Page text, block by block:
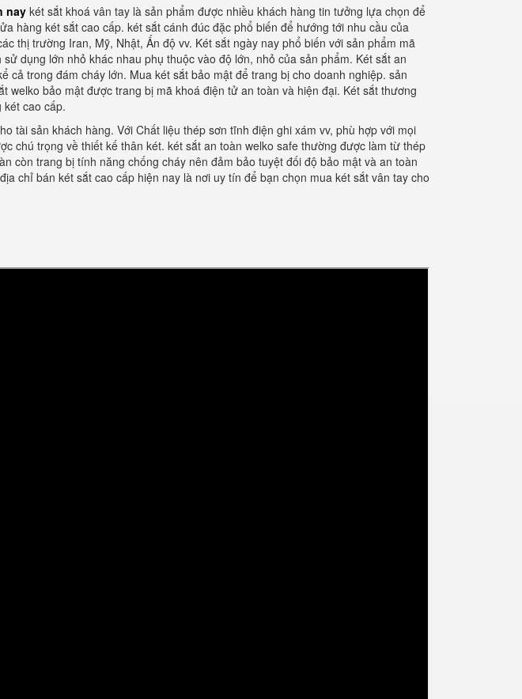
nay két sắt khoá vân tay là sản phẩm được nhiều khách hàng tin tưởng lựa chọn để
hàng két sắt cao cấp. két sắt cánh đúc đặc phổ biến để hướng tới nhu cầu của
thị trường Iran, Mỹ, Nhật, Ấn độ vv. Két sắt ngày nay phổ biến với sản phẩm mã
dụng lớn nhỏ khác nhau phụ thuộc vào độ lớn, nhỏ của sản phẩm. Két sắt an
trong đám cháy lớn. Mua két sắt bảo mật để trang bị cho doanh nghiệp. sản
bảo mật được trang bị mã khoá điện tử an toàn và hiện đại. Két sắt thương
két cao cấp.
tài sản khách hàng. Với Chất liệu thép sơn tĩnh điện ghi xám vv, phù hợp với mọi
chú trọng về thiết kế thân két. két sắt an toàn welko safe thường được làm từ thép
còn trang bị tính năng chống cháy nên đảm bảo tuyệt đối độ bảo mật và an toàn
chỉ bán két sắt cao cấp hiện nay là nơi uy tín để bạn chọn mua két sắt vân tay cho